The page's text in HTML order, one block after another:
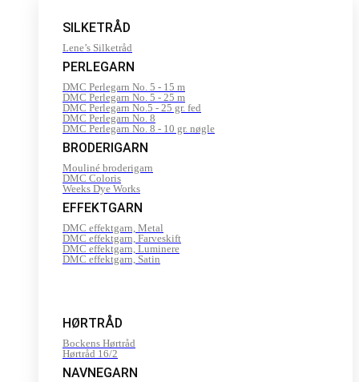
SILKETRÅD
Lene’s Silketråd
PERLEGARN
DMC Perlegarn No. 5 - 15 m
DMC Perlegarn No. 5 - 25 m
DMC Perlegarn No.5 - 25 gr. fed
DMC Perlegarn No. 8
DMC Perlegarn No. 8 - 10 gr. nøgle
BRODERIGARN
Mouliné broderigarn
DMC Coloris
Weeks Dye Works
EFFEKTGARN
DMC effektgarn, Metal
DMC effektgarn, Farveskift
DMC effektgarn, Luminere
DMC effektgarn, Satin
HØRTRÅD
Bockens Hørtråd
Hørtråd 16/2
NAVNEGARN